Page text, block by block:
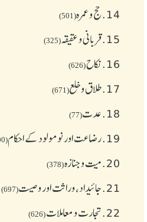
14. حج و عمرہ(501)
15. قربانی و عقیقہ(325)
16. نکاح(626)
17. طلاق و خلع(671)
18. عدت(77)
19. رضاعت اور نومولود کے احکام(100)
20. میت و جنازہ(378)
21. جائیداد، وراثت اور وصیت(697)
22. تجارت و معاملات(626)